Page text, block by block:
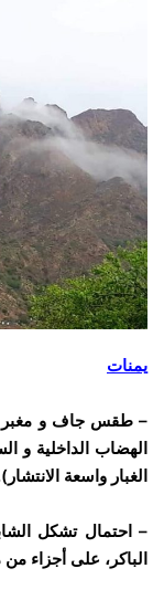
يمنات
– طقس جاف و مغبر
الهضاب الداخلية و
الغبار واسعة
– احتمال تشكل
الباكر، على أجزاء